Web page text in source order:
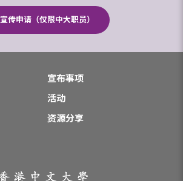
宣传申请（仅限中大职员）
宣布事项
活动
资源分享